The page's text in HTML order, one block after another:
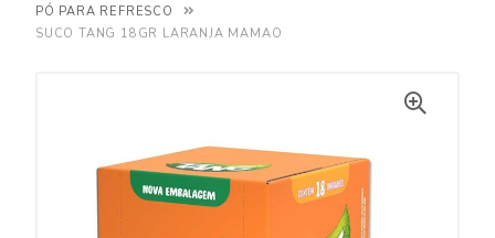
PÓ PARA REFRESCO
SUCO TANG 18GR LARANJA MAMAO